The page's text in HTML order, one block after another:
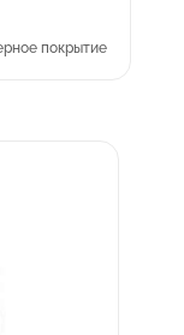
покрытие